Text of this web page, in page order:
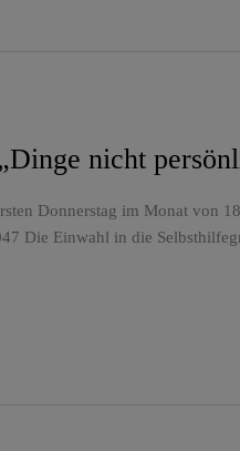
nicht
Donnerstag im Monat von
Die Einwahl in die